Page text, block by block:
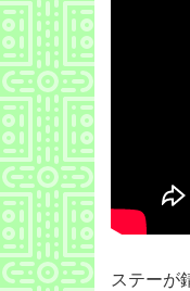
ステーが